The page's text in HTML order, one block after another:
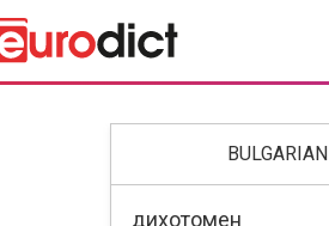
BULGARIAN